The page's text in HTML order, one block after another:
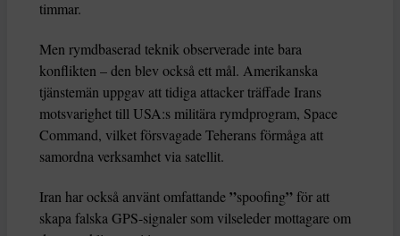
timmar.
Men rymdbaserad teknik observerade inte bara
konflikten – den blev också ett mål. Amerikanska
tjänstemän uppgav att tidiga attacker träffade Irans
motsvarighet till USA:s militära rymdprogram, Space
Command, vilket försvagade Teherans förmåga att
samordna verksamhet via satellit.
Iran har också använt omfattande”spoofing”för att
skapa falska GPS-signaler som vilseleder mottagare om